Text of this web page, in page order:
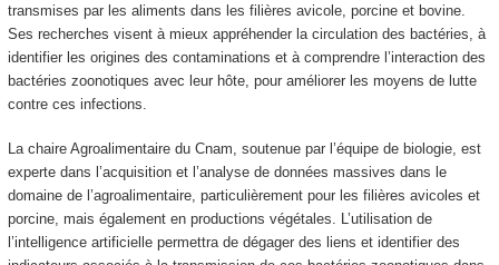
transmises par les aliments dans les filières avicole, porcine et bovine.
Ses recherches visent à mieux appréhender la circulation des bactéries, à
identifier les origines des contaminations et à comprendre l’interaction des
bactéries zoonotiques avec leur hôte, pour améliorer les moyens de lutte
contre ces infections.
La chaire Agroalimentaire du Cnam, soutenue par l’équipe de biologie, est
experte dans l’acquisition et l’analyse de données massives dans le
domaine de l’agroalimentaire, particulièrement pour les filières avicoles et
porcine, mais également en productions végétales. L’utilisation de
l’intelligence artificielle permettra de dégager des liens et identifier des